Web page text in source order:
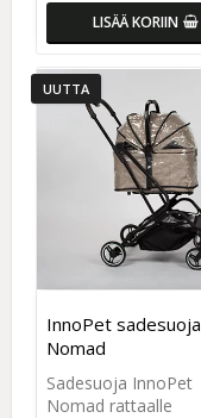
LISÄÄ KORIIN
UUTTA
InnoPet sadesuoja
Nomad
Sadesuoja InnoPet
Nomad rattaalle